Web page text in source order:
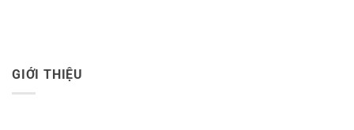
GIỚI THIỆU